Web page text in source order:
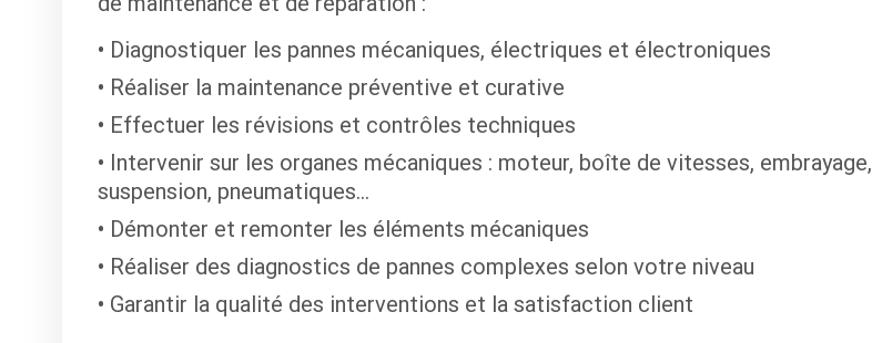
Diagnostiquer les pannes mécaniques, électriques et électroniques
Réaliser la maintenance préventive et curative
Effectuer les révisions et contrôles techniques
Intervenir sur les organes mécaniques : moteur, boîte de vitesses, embrayage,
suspension, pneumatiques…
Démonter et remonter les éléments mécaniques
Réaliser des diagnostics de pannes complexes selon votre niveau
Garantir la qualité des interventions et la satisfaction client